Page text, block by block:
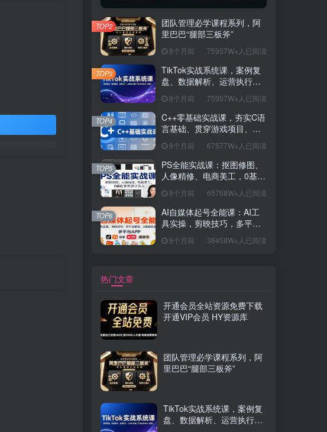
团队管理必学课程系列，阿
里巴巴“腿部三板斧”
8个月前 75957W+人已阅读
TOP2
TikTok实战系统课，案例复
盘、数据解析、运营执行，
（更新）
8个月前 75957W+人已阅读
TOP3
C++零基础实战课，夯实C语
言基础、贯穿游戏项目、掌
薪15K+岗位
8个月前 67577W+人已阅读
TOP4
PS全能实战课：抠图修图、
人像精修、电商美工，0基础
8个月前 65768W+人已阅读
TOP5
AI自媒体起号全能课：AI工
具实操，剪映技巧，多平台
8个月前 36458W+人已阅读
TOP6
热门文章
开通会员全站资源免费下载
开通VIP会员 HY资源库
团队管理必学课程系列，阿
里巴巴“腿部三板斧”
TikTok实战系统课，案例复
盘、数据解析、运营执行，